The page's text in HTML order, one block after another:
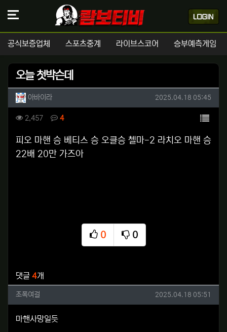
공식보증업체 스포츠중계 라이브스코어 승부예측게임
오늘 첫박슨데
작성자 정보
아바이라작성 작성일
2025.04.18 05:45
컨텐츠 정보
2,457조회 4댓글 목록
본문
피오 마핸 승 베티스 승 오클승 첼마-2 라치오 마핸 승
22배 20만 가즈아
0
추천
0
비추천
댓글 4개
조폭여걸님의 댓글
조폭여걸 작성일
2025.04.18 05:51
마핸사망일듯